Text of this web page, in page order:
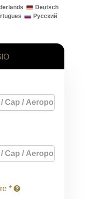
Deutsch
Русский
*